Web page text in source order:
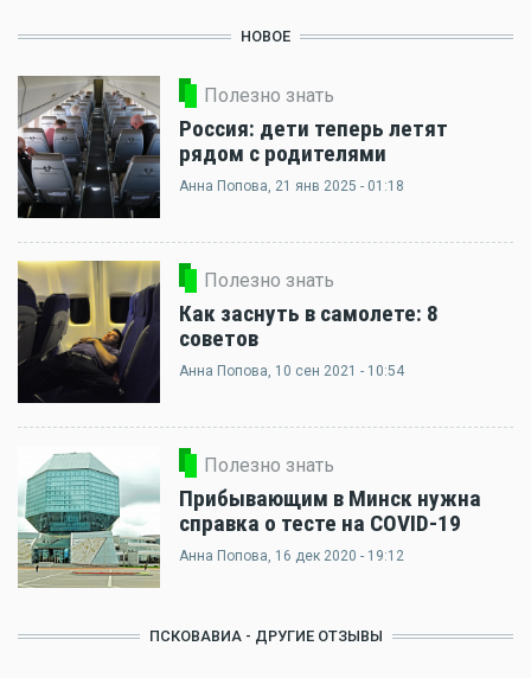
НОВОЕ
Полезно знать
Россия: дети теперь летят
рядом с родителями
Анна Попова, 21 янв 2025 - 01:18
Полезно знать
Как заснуть в самолете: 8
советов
Анна Попова, 10 сен 2021 - 10:54
Полезно знать
Прибывающим в Минск нужна
справка о тесте на COVID-19
Анна Попова, 16 дек 2020 - 19:12
ПСКОВАВИА - ДРУГИЕ ОТЗЫВЫ